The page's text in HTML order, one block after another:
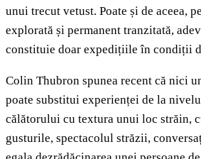
unui trecut vetust. Poate și de aceea,
explorată și permanent tranzitată,
constituie doar expedițiile în condiții
Colin Thubron spunea recent că nici
poate substitui experienței de la
călătorului cu textura unui loc străin,
gusturile, spectacolul străzii,